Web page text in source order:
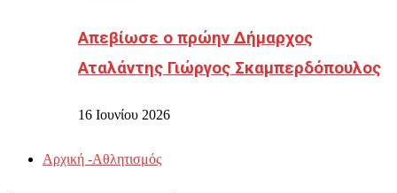
Απεβίωσε ο πρώην Δήμαρχος
Αταλάντης Γιώργος Σκαμπερδόπουλος
16 Ιουνίου 2026
Αρχική -Αθλητισμός